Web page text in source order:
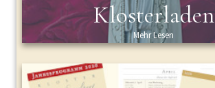
Klosterladen
Mehr Lesen